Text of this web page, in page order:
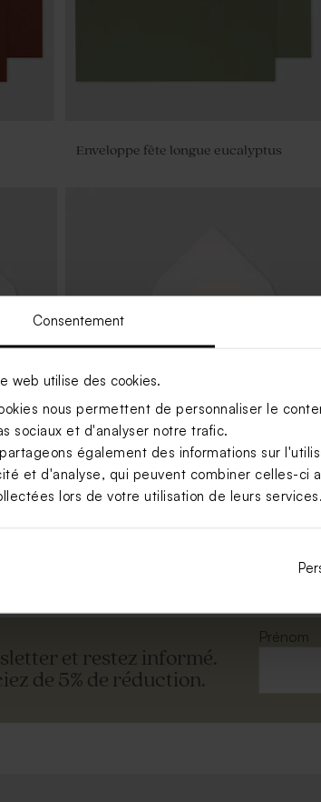
Consentement
web utilise des cookies.
nous permettent de personnaliser le
sociaux et d'analyser notre trafic.
également des informations sur
et d'analyse, qui peuvent combiner celles-ci
lors de votre utilisation de leurs services.
Enveloppe fête longue eucalyptus
Petite enveloppe crème
et restez informé.
de 5% de réduction.
Prénom